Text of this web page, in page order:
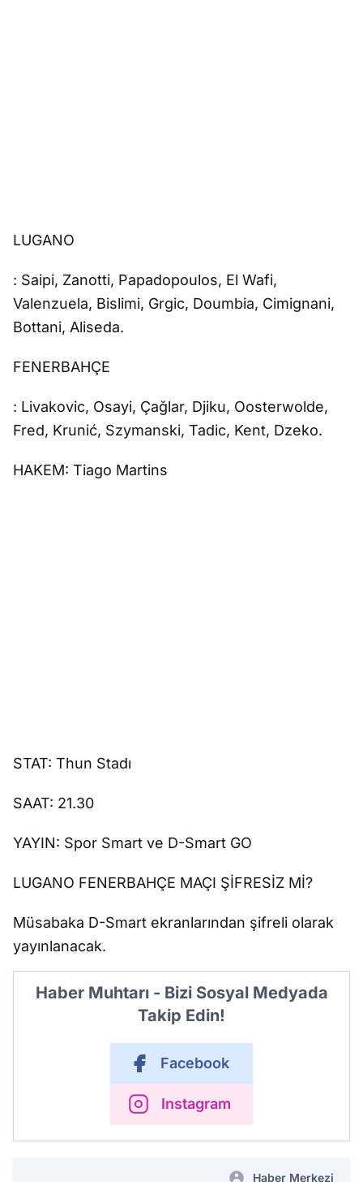
LUGANO
: Saipi, Zanotti, Papadopoulos, El Wafi,
Valenzuela, Bislimi, Grgic, Doumbia, Cimignani,
Bottani, Aliseda.
FENERBAHÇE
: Livakovic, Osayi, Çağlar, Djiku, Oosterwolde,
Fred, Krunić, Szymanski, Tadic, Kent, Dzeko.
HAKEM: Tiago Martins
STAT: Thun Stadı
SAAT: 21.30
YAYIN: Spor Smart ve D-Smart GO
LUGANO FENERBAHÇE MAÇI ŞİFRESİZ Mİ?
Müsabaka D-Smart ekranlarından şifreli olarak
yayınlanacak.
Haber Muhtarı - Bizi Sosyal Medyada
Takip Edin!
Facebook
Instagram
Haber Merkezi